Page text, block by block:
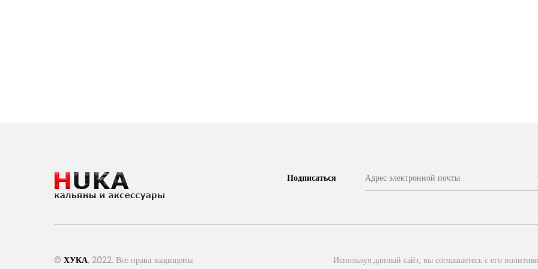
Подписаться
© ХУКА, 2022. Все права защищены Используя данный сайт, вы соглашаетесь с его